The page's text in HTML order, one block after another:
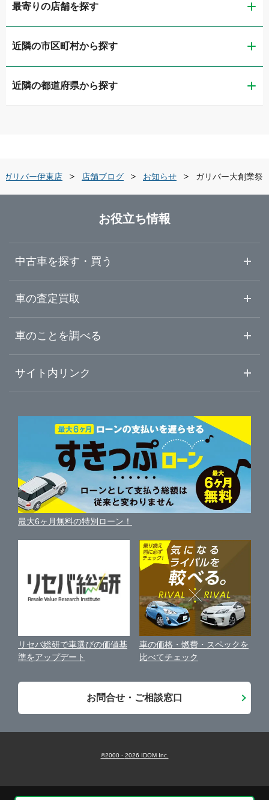
最寄りの店舗を探す
ガリバー静岡流通通り店
LIBERALA リベラーラ静岡
ガリバー住吉バイパス店
LIBERALA リベラーラ浜松和田
ガリバー浜松宮竹店
ガリバー車検 浜松宮竹店
LIBERALA リベラーラ沼津
ガリバー沼津学園通り店
ガリバー富士宮店
ガリバー伊東店
ガリバー富士店
LIBERALA リベラーラ掛川
近隣の市区町村から探す
静岡市葵区
富士宮市
伊東市
富士市
磐田市
藤枝市
袋井市
駿東郡清水町
近隣の都道府県から探す
山梨県
長野県
岐阜県
静岡県
三重県
ガリバー伊東店 店舗ブログ お知らせ ガリバー大創業祭
お役立ち情報
中古車を探す・買う
中古車情報・中古車検索
初めての中古車購入ガイド
中古車人気ランキング
自動車ローンを調べる
ガリバーの自動車ローン
車買い替えの基礎知識
近くのお店で車を探す
車の査定買取
車査定・車買取ならガリバー
ガリバーの査定が選ばれる理由
車を売る時よくある質問
便利な査定サービス
中古車買取相場（毎月更新）
車の個人売買ガイド
車のことを調べる
車初心者まとめ
新車・中古車カタログ
車の燃費を調べる
車種別クチコミ
車比較サイト
サイト内リンク
サイトマップ
サイトの使用条件
利用規約
保険代理店業務に関する基本方針
古物営業法に基づく表示
お客様の声
会社案内
最大6ヶ月無料の特別ローン！
リセバ総研で車選びの価値基
準をアップデート
車の価格・燃費・スペックを
比べてチェック
お問合せ・ご相談窓口
©2000 - 2026 IDOM Inc.